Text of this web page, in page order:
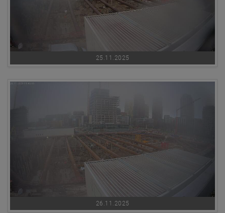
25.11.2025
26.11.2025